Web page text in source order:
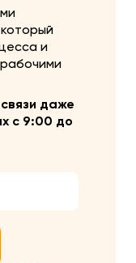
и
даже
с 9:00 до